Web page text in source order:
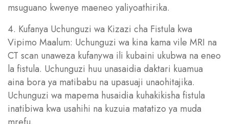
msuguano kwenye maeneo yaliyoathirika.
4. Kufanya Uchunguzi wa Kizazi cha Fistula kwa
Vipimo Maalum: Uchunguzi wa kina kama vile MRI na
CT scan unaweza kufanywa ili kubaini ukubwa na eneo
la fistula. Uchunguzi huu unasaidia daktari kuamua
aina bora ya matibabu na upasuaji unaohitajika.
Uchunguzi wa mapema husaidia kuhakikisha fistula
inatibiwa kwa usahihi na kuzuia matatizo ya muda